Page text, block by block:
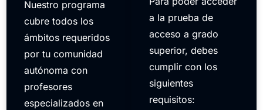
Nuestro programa
cubre todos los
ámbitos requeridos
por tu comunidad
autónoma con
profesores
especializados en
a la prueba de
acceso a grado
superior, debes
cumplir con los
siguientes
requisitos: